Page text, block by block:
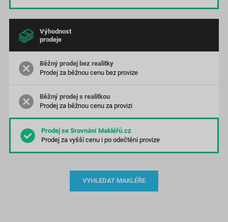
Výhodnost
prodeje
Prodej za běžnou cenu bez provize
Prodej za běžnou cenu za provizi
Prodej za vyšší cenui po odečtění provize
VYHLEDAT MAKLÉŘE